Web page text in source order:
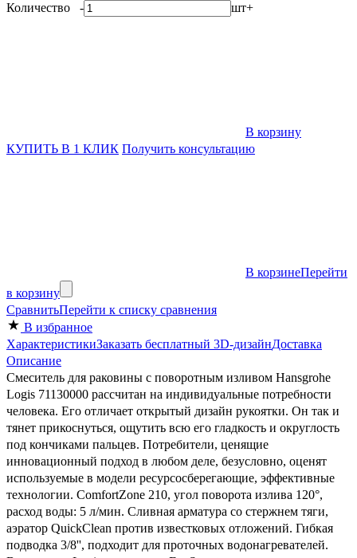
Количество - шт+
В корзину
КУПИТЬ В 1 КЛИК Получить консультацию
В корзинеПерейти
в корзину
СравнитьПерейти к списку сравнения
В избранное
ХарактеристикиЗаказать бесплатный 3D-дизайнДоставка
Описание
Смеситель для раковины с поворотным изливом Hansgrohe
Logis 71130000 рассчитан на индивидуальные потребности
человека. Его отличает открытый дизайн рукоятки. Он так и
тянет прикоснуться, ощутить всю его гладкость и округлость
под кончиками пальцев. Потребители, ценящие
инновационный подход в любом деле, безусловно, оценят
используемые в модели ресурсосберегающие, эффективные
технологии. ComfortZone 210, угол поворота излива 120°,
расход воды: 5 л/мин. Сливная арматура со стержнем тяги,
аэратор QuickClean против известковых отложений. Гибкая
подводка 3/8'', подходит для проточных водонагревателей.